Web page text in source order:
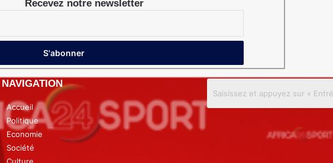
Recevez notre newsletter
NAVIGATION
Accueil
Politique
Economie
Société